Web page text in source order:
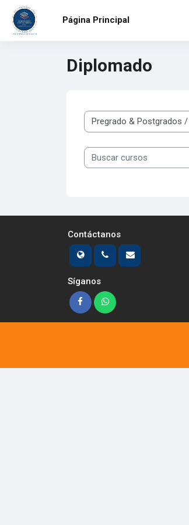
Salta al contenido principal
Página Principal
Diplomado
Categorías
Buscar cursos
Contáctanos
Síganos